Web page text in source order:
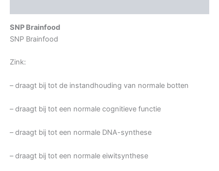
SNP Brainfood
SNP Brainfood
Zink:
– draagt bij tot de instandhouding van normale botten
– draagt bij tot een normale cognitieve functie
– draagt bij tot een normale DNA-synthese
– draagt bij tot een normale eiwitsynthese